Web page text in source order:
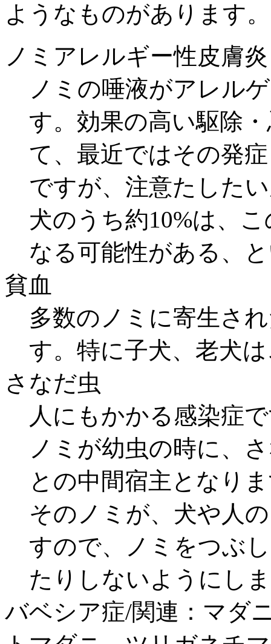
ようなものがあります。
ノミアレルギー性皮膚炎
ノミの唾液がアレル
す。効果の高い駆除
て、最近ではその発
ですが、注意たした
犬のうち約10%は、
なる可能性がある、
貧血
多数のノミに寄生さ
す。特に子犬、老犬
さなだ虫
人にもかかる感染症
ノミが幼虫の時に、
との中間宿主となり
そのノミが、犬や人
すので、ノミをつぶ
たりしないようにし
バベシア症/関連：マダ